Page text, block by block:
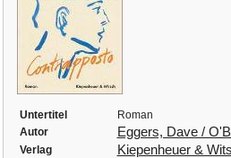
Untertitel
Roman
Autor
Eggers, Dave /
Verlag Kiepenheuer &